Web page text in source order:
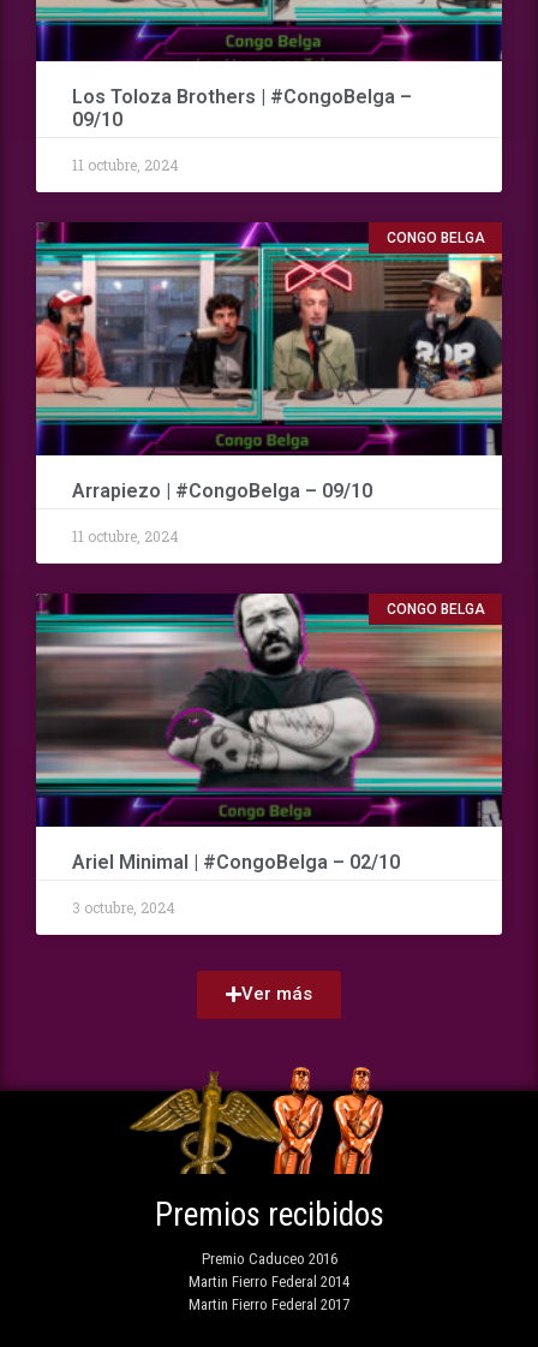
Los Toloza Brothers | #CongoBelga –
09/10
11 octubre, 2024
CONGO BELGA
Arrapiezo | #CongoBelga – 09/10
11 octubre, 2024
CONGO BELGA
Ariel Minimal | #CongoBelga – 02/10
3 octubre, 2024
Ver más
Premios recibidos
Premio Caduceo 2016
Martin Fierro Federal 2014
Martin Fierro Federal 2017